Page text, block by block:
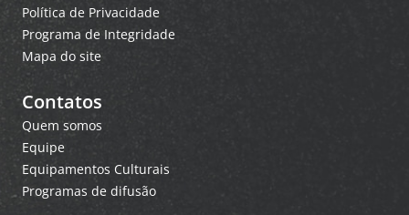
Política de Privacidade
Programa de Integridade
Mapa do site
Contatos
Quem somos
Equipe
Equipamentos Culturais
Programas de difusão